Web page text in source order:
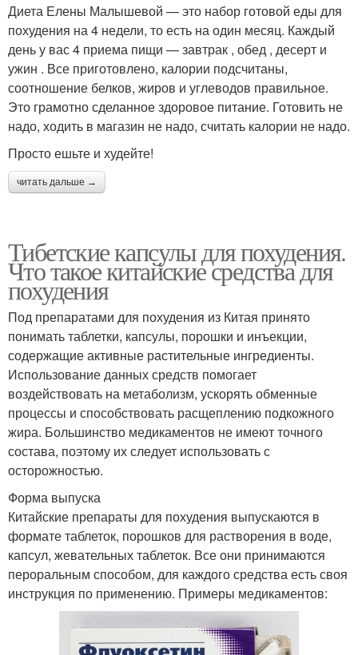
Диета Елены Малышевой — это набор готовой еды для
похудения на 4 недели, то есть на один месяц. Каждый
день у вас 4 приема пищи — завтрак , обед , десерт и
ужин . Все приготовлено, калории подсчитаны,
соотношение белков, жиров и углеводов правильное.
Это грамотно сделанное здоровое питание. Готовить не
надо, ходить в магазин не надо, считать калории не надо.
Просто ешьте и худейте!
читать дальше →
Тибетские капсулы для похудения.
Что такое китайские средства для
похудения
Под препаратами для похудения из Китая принято
понимать таблетки, капсулы, порошки и инъекции,
содержащие активные растительные ингредиенты.
Использование данных средств помогает
воздействовать на метаболизм, ускорять обменные
процессы и способствовать расщеплению подкожного
жира. Большинство медикаментов не имеют точного
состава, поэтому их следует использовать с
осторожностью.
Форма выпуска
Китайские препараты для похудения выпускаются в
формате таблеток, порошков для растворения в воде,
капсул, жевательных таблеток. Все они принимаются
пероральным способом, для каждого средства есть своя
инструкция по применению. Примеры медикаментов: